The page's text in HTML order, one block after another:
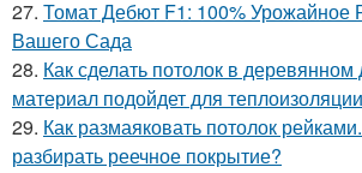
27. Томат Дебют F1: 100% Урожайное
Вашего Сада
28. Как сделать потолок в
материал подойдет для
29. Как размаяковать потолок
разбирать реечное покрытие?